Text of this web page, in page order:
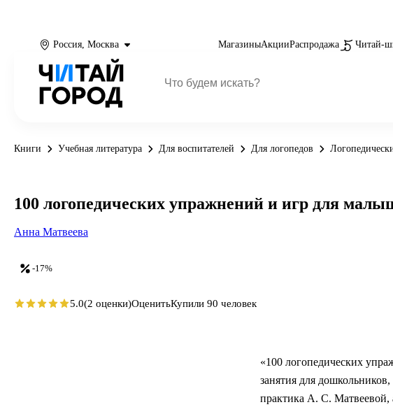
Россия, Москва МагазиныАкцииРаспродажа Читай-
Книги Учебная литература Для воспитателей Для логопедов
«100 логопедических
занятия для
практика А. С. Матвеевой,
-17%
100 логопедических упражнений и игр для
Анна Матвеева
5.0(2 оценки)ОценитьКупили 90 человек